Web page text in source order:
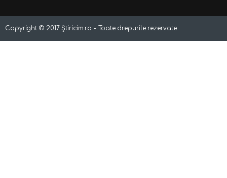
Copyright © 2017 Știricim.ro - Toate drepurile rezervate.